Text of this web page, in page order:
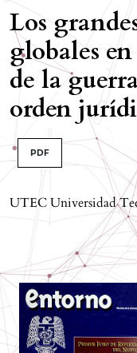
Los
globales
de la
orden
PDF
UTEC Universidad